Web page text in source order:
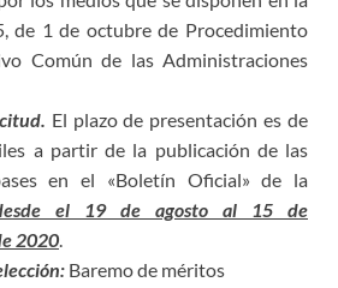
de 1 de octubre de Procedimiento
Común de las Administraciones
El plazo de presentación es de
a partir de la publicación de las
en el «Boletín Oficial» de la
el 19 de agosto al 15 de
2020
Baremo de méritos